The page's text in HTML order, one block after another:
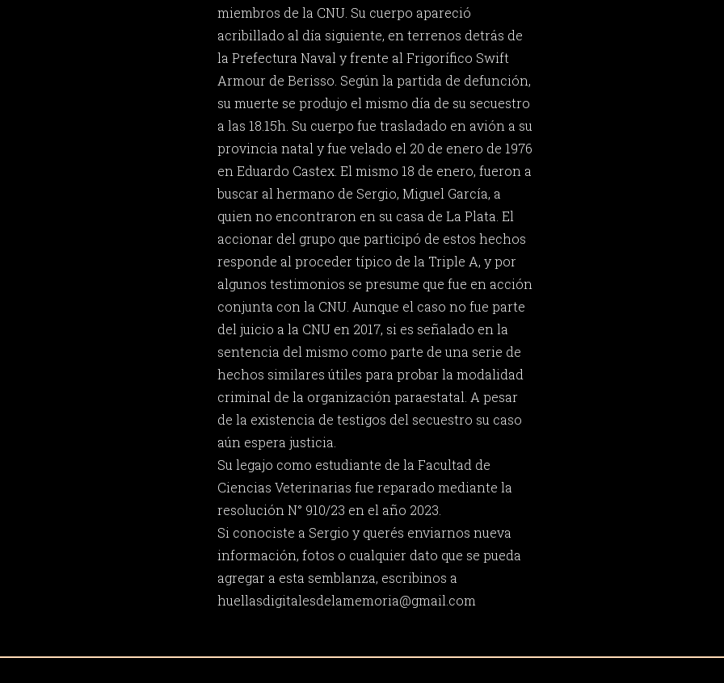
miembros de la CNU. Su cuerpo apareció
acribillado al día siguiente, en terrenos detrás de
la Prefectura Naval y frente al Frigorífico Swift
Armour de Berisso. Según la partida de defunción,
su muerte se produjo el mismo día de su secuestro
a las 18.15h. Su cuerpo fue trasladado en avión a su
provincia natal y fue velado el 20 de enero de 1976
en Eduardo Castex. El mismo 18 de enero, fueron a
buscar al hermano de Sergio, Miguel García, a
quien no encontraron en su casa de La Plata. El
accionar del grupo que participó de estos hechos
responde al proceder típico de la Triple A, y por
algunos testimonios se presume que fue en acción
conjunta con la CNU. Aunque el caso no fue parte
del juicio a la CNU en 2017, si es señalado en la
sentencia del mismo como parte de una serie de
hechos similares útiles para probar la modalidad
criminal de la organización paraestatal. A pesar
de la existencia de testigos del secuestro su caso
aún espera justicia.
Su legajo como estudiante de la Facultad de
Ciencias Veterinarias fue reparado mediante la
resolución N° 910/23 en el año 2023.
Si conociste a Sergio y querés enviarnos nueva
información, fotos o cualquier dato que se pueda
agregar a esta semblanza, escribinos a
huellasdigitalesdelamemoria@gmail.com